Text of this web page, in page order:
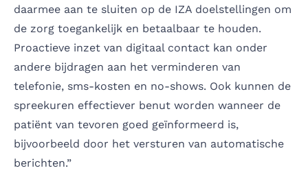
daarmee aan te sluiten op de IZA doelstellingen om
de zorg toegankelijk en betaalbaar te houden.
Proactieve inzet van digitaal contact kan onder
andere bijdragen aan het verminderen van
telefonie, sms-kosten en no-shows. Ook kunnen de
spreekuren effectiever benut worden wanneer de
patiënt van tevoren goed geïnformeerd is,
bijvoorbeeld door het versturen van automatische
berichten.”